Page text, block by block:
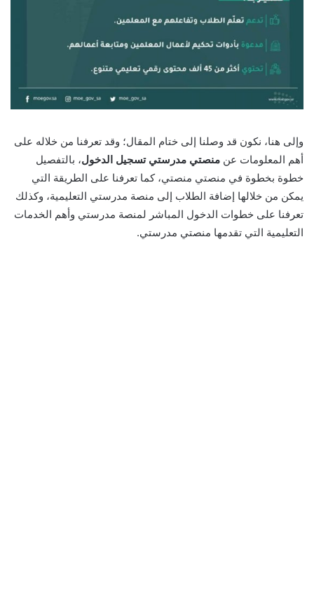
وإلى هنا، نكون قد وصلنا إلى ختام المقال؛ وقد تعرفنا من خلاله على
أهم المعلومات عن منصتي مدرستي تسجيل الدخول، بالتفصيل
خطوة بخطوة في منصتي منصتي، كما تعرفنا على الطريقة التي
يمكن من خلالها إضافة الطلاب إلى منصة مدرستي التعليمية، وكذلك
تعرفنا على خطوات الدخول المباشر لمنصة مدرستي وأهم الخدمات
التعليمية التي تقدمها منصتي مدرستي.